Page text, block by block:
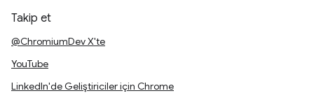
Takip et
@ChromiumDev X'te
YouTube
LinkedIn'de Geliştiriciler için Chrome